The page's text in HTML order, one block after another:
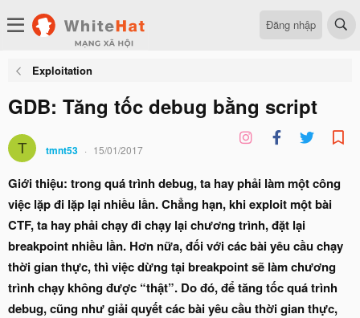
Đăng nhập
Exploitation
GDB: Tăng tốc debug bằng script
T tmnt53 15/01/2017
Giới thiệu: trong quá trình debug, ta hay phải làm một công
việc lặp đi lặp lại nhiều lần. Chẳng hạn, khi exploit một bài
CTF, ta hay phải chạy đi chạy lại chương trình, đặt lại
breakpoint nhiều lần. Hơn nữa, đối với các bài yêu cầu chạy
thời gian thực, thì việc dừng tại breakpoint sẽ làm chương
trình chạy không được “thật”. Do đó, để tăng tốc quá trình
debug, cũng như giải quyết các bài yêu cầu thời gian thực,